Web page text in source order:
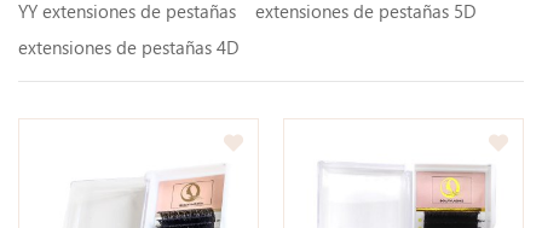
YY extensiones de pestañas
extensiones de pestañas 5D
extensiones de pestañas 4D